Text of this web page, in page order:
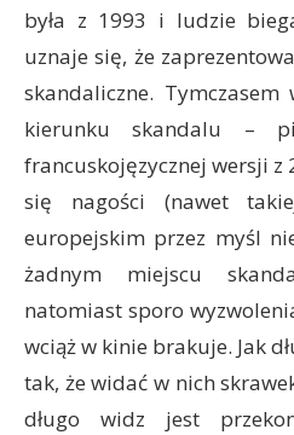
była z 1993 i ludzie
uznaje się, że
skandaliczne.
kierunku skandalu –
francuskojęzycznej wersji
się nagości (nawet
europejskim przez myśl
żadnym miejscu
natomiast sporo
wciąż w kinie brakuje. Jak
tak, że widać w nich
długo widz jest